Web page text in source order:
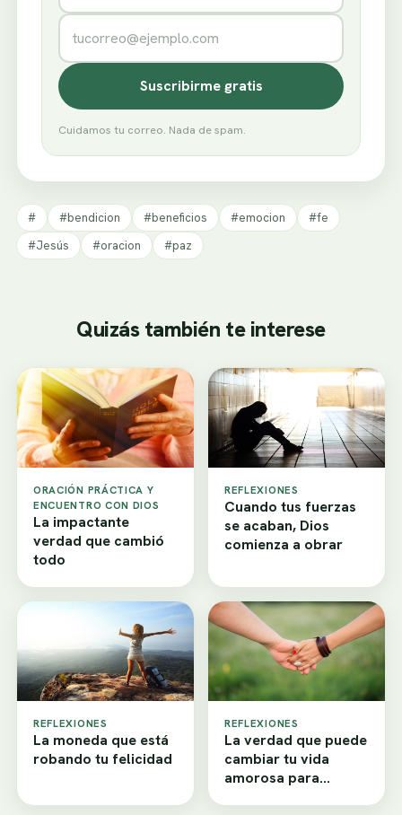
Correo electrónico
Suscribirme gratis
Cuidamos tu correo. Nada de spam.
# #bendicion #beneficios #emocion
#fe
#Jesús
#oracion #paz
Quizás también te interese
ORACIÓN PRÁCTICA Y
ENCUENTRO CON DIOS
La impactante
verdad que cambió
todo
REFLEXIONES
Cuando tus fuerzas
se acaban, Dios
comienza a obrar
REFLEXIONES
La moneda que está
robando tu felicidad
REFLEXIONES
La verdad que puede
cambiar tu vida
amorosa para